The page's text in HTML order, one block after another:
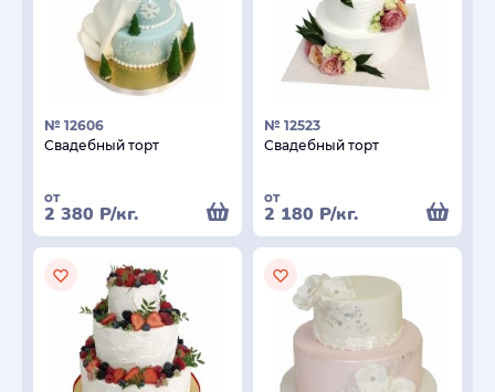
№ 12606
Свадебный торт
от
2 380 Р/кг.
№ 12523
Свадебный торт
от
2 180 Р/кг.